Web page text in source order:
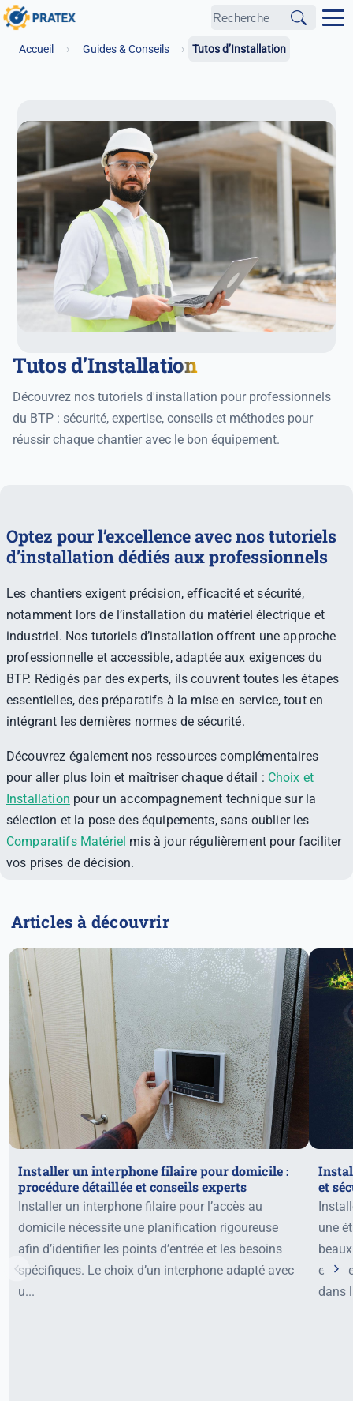
Accueil › Guides & Conseils › Tutos d’Installation
Tutos d’Installation
Découvrez nos tutoriels d'installation pour professionnels
du BTP : sécurité, expertise, conseils et méthodes pour
réussir chaque chantier avec le bon équipement.
Optez pour l’excellence avec nos tutoriels
d’installation dédiés aux professionnels
Les chantiers exigent précision, efficacité et sécurité,
notamment lors de l’installation du matériel électrique et
industriel. Nos tutoriels d’installation offrent une approche
professionnelle et accessible, adaptée aux exigences du
BTP. Rédigés par des experts, ils couvrent toutes les étapes
essentielles, des préparatifs à la mise en service, tout en
intégrant les dernières normes de sécurité.
Découvrez également nos ressources complémentaires
pour aller plus loin et maîtriser chaque détail : Choix et
Installation pour un accompagnement technique sur la
sélection et la pose des équipements, sans oublier les
Comparatifs Matériel mis à jour régulièrement pour faciliter
vos prises de décision.
Articles à découvrir
Installer un interphone filaire pour domicile :
procédure détaillée et conseils experts
Installer un interphone filaire pour l’accès au
domicile nécessite une planification rigoureuse
afin d’identifier les points d’entrée et les besoins
spécifiques. Le choix d’un interphone adapté avec
u...
et
une
dans